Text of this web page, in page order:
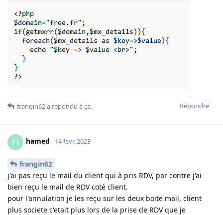
Répondre
frangin62a répondu à ça.
H hamed 14 févr. 2023
frangin62
j'ai pas reçu le mail du client qui à pris RDV, par contre j'ai
bien reçu le mail de RDV coté client.
pour l'annulation je les reçu sur les deux boite mail, client
plus societe c'etait plus lors de la prise de RDV que je